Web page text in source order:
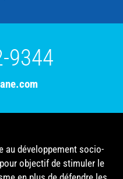
9344
au développement socio-
objectif de stimuler le